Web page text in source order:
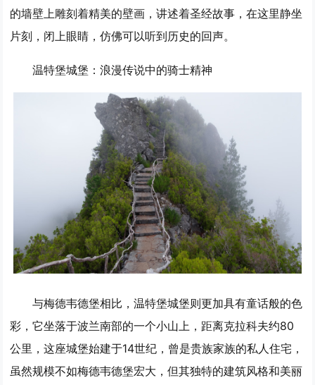
的墙壁上雕刻着精美的壁画，讲述着圣经故事，在这里静坐
片刻，闭上眼睛，仿佛可以听到历史的回声。
温特堡城堡：浪漫传说中的骑士精神
与梅德韦德堡相比，温特堡城堡则更加具有童话般的色
彩，它坐落于波兰南部的一个小山上，距离克拉科夫约80
公里，这座城堡始建于14世纪，曾是贵族家族的私人住宅，
虽然规模不如梅德韦德堡宏大，但其独特的建筑风格和美丽